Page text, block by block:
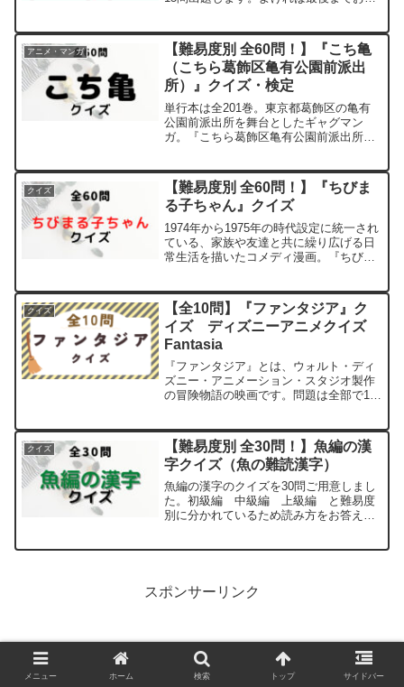
られている多島海は？答えはこちら松島
問題2【問題】宮城県...
アニメ・マンガ
【難易度別 全60問！】『こち亀
（こちら葛飾区亀有公園前派出
所）』クイズ・検定
単行本は全201巻。東京都葛飾区の亀有
公園前派出所を舞台としたギャグマン
ガ。『こちら葛飾区亀有公園前派出所』
度別に分け60問ご用意しました。よけれ
ば最後までお付き合いく...
クイズ
【難易度別 全60問！】『ちびま
る子ちゃん』クイズ
1974年から1975年の時代設定に統一され
ている、家族や友達と共に繰り広げる日
常生活を描いたコメディ漫画。『ちびま
編 と難易度別に分け60問ご用意しまし
た。よければ最後ま...
クイズ
【全10問】『ファンタジア』ク
イズ ディズニーアニメクイズ
Fantasia
『ファンタジア』とは、ウォルト・ディ
ズニー・アニメーション・スタジオ製作
の冒険物語の映画です。問題は全部で10
タジア』の監督は？答えはこちらベン・
シャープスティーン問...
クイズ
【難易度別 全30問！】魚編の漢
字クイズ（魚の難読漢字）
魚編の漢字のクイズを30問ご用意しまし
た。初級編 中級編 上級編 と難易度
別に分かれているため読み方をお答えく
スポンサーリンク
メニュー ホーム 検索 トップ サイドバー